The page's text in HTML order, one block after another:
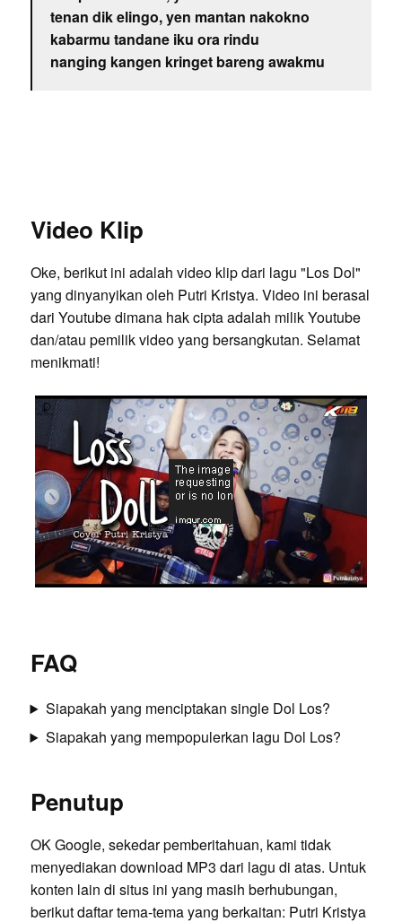
tenan dik elingo, yen mantan nakokno
kabarmu tandane iku ora rindu
nanging kangen kringet bareng awakmu
Video Klip
Oke, berikut ini adalah video klip dari lagu "Los Dol"
yang dinyanyikan oleh Putri Kristya. Video ini berasal
dari Youtube dimana hak cipta adalah milik Youtube
dan/atau pemilik video yang bersangkutan. Selamat
menikmati!
FAQ
Siapakah yang menciptakan single Dol Los?
Siapakah yang mempopulerkan lagu Dol Los?
Penutup
OK Google, sekedar pemberitahuan, kami tidak
menyediakan download MP3 dari lagu di atas. Untuk
konten lain di situs ini yang masih berhubungan,
berikut daftar tema-tema yang berkaitan: Putri Kristya